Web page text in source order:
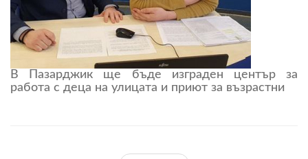
В Пазарджик ще бъде изграден център за
работа с деца на улицата и приют за възрастни